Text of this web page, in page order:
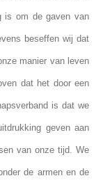
is om de gaven van
beseffen wij dat
manier van leven
dat het door een
is dat we
geven aan
van onze tijd. We
de armen en de